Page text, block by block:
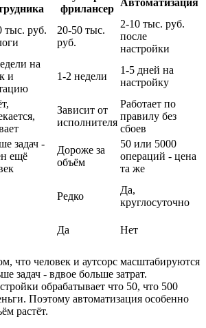
фрилансер
Автоматизация
тыс. руб.
20-50 тыс.
руб.
2-10 тыс. руб.
после
настройки
на
и
1-2 недели
1-5 дней на
настройку
Зависит от
исполнителя
Работает по
правилу без
сбоев
задач -
ещё
Дороже за
объём
50 или 5000
операций - цена
та же
Редко
Да,
круглосуточно
Да Нет
что человек и аутсорс масштабируются
задач - вдвое больше затрат.
обрабатывает что 50, что 500
Поэтому автоматизация особенно
растёт.